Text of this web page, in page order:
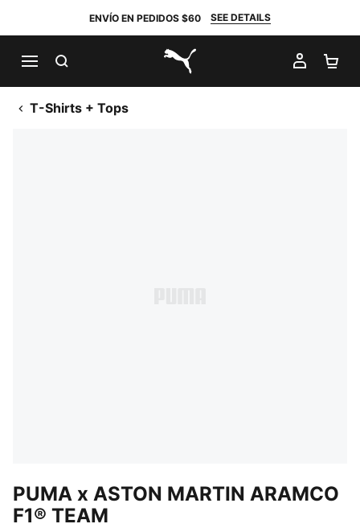
ENVÍO EN PEDIDOS $60 SEE DETAILS
PUMA.com
MI
T-Shirts + Tops
PUMA x ASTON MARTIN ARAMCO
F1® TEAM